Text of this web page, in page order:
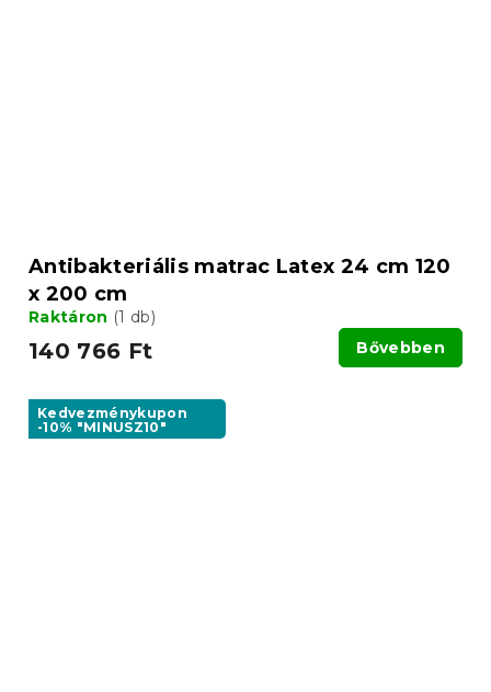
Antibakteriális matrac Latex 24 cm 120
x 200 cm
Raktáron (1 db)
140 766 Ft Bővebben
Kedvezménykupon
-10% "MINUSZ10"